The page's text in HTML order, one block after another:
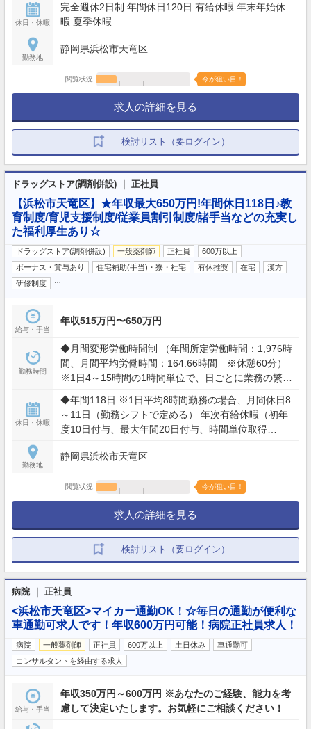
休日・休暇
完全週休2日制 年間休日120日 有給休暇 年末年始休
暇 夏季休暇
勤務地
静岡県浜松市天竜区
閲覧状況 今が狙い目！
求人の詳細を見る
検討リスト（要ログイン）
ドラッグストア(調剤併設) ｜ 正社員
【浜松市天竜区】★年収最大650万円!年間休日118日♪教
育制度/育児支援制度/従業員割引制度/諸手当などの充実し
た福利厚生あり☆
ドラッグストア(調剤併設) 一般薬剤師 正社員
600万以上
ボーナス・賞与あり
住宅補助(手当)・寮・社宅 有休推奨 在宅
漢方
研修制度
給与・手当
年収515万円〜650万円
勤務時間
◆月間変形労働時間制 （年間所定労働時間：1,976時
間、月間平均労働時間：164.66時間 ※休憩60分）
※1日4～15時間の1時間単位で、日ごとに業務の繁閑
り所定時間外労働に従事（全社平均残業時間12～15
時間/月）
休日・休暇
◆年間118日 ※1日平均8時間勤務の場合、月間休日8
～11日（勤務シフトで定める） 年次有給休暇（初年
度10日付与、最大年間20日付与、時間単位取得
勤務地
静岡県浜松市天竜区
閲覧状況 今が狙い目！
求人の詳細を見る
検討リスト（要ログイン）
病院 ｜ 正社員
<浜松市天竜区>マイカー通勤OK！☆毎日の通勤が便利な
車通勤可求人です！年収600万円可能！病院正社員求人！
病院 一般薬剤師 正社員 600万以上 土日休み
車通勤可
コンサルタントを経由する求人
給与・手当
年収350万円～600万円 ※あなたのご経験、能力を考
慮して決定いたします。お気軽にご相談ください！